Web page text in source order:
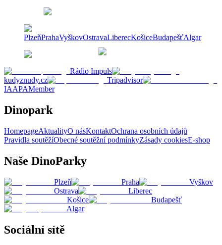
PlzeňPrahaVyškovOstravaLiberecKošiceBudapešťAlgar
Rádio Impuls
kudyznudy.cz
Tripadvisor
IAAPAMember
Dinopark
HomepageAktualityO násKontaktOchrana osobních údajů
Pravidla soutěžíObecné soutěžní podmínkyZásady cookiesE-shop
Naše DinoParky
Plzeň Praha
Vyškov
Ostrava
Liberec
Košice
Budapešť
Algar
Sociální sítě